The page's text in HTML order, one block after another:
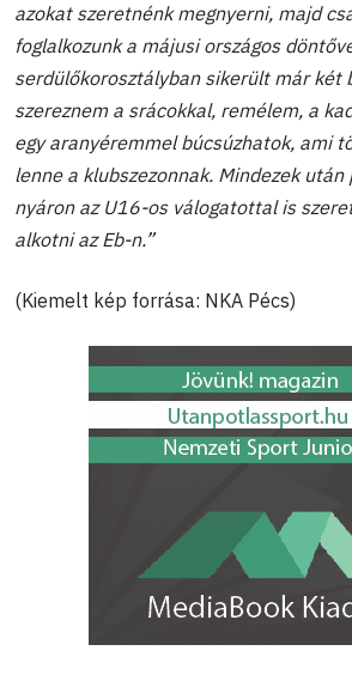
azokat szeretnénk megnyerni, majd
foglalkozunk a májusi országos
serdülőkorosztályban sikerült már két
szereznem a srácokkal, remélem, a
egy aranyéremmel búcsúzhatok, ami
lenne a klubszezonnak. Mindezek után
nyáron az U16-os válogatottal is
alkotni az Eb-n.”
(Kiemelt kép forrása: NKA Pécs)